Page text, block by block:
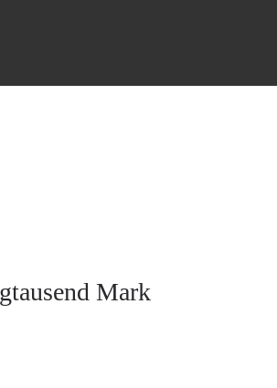
Mark